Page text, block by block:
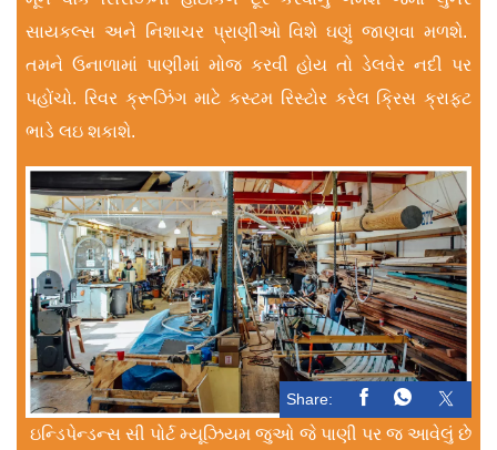
સાયકલ્સ અને નિશાચર પ્રાણીઓ વિશે ઘણું જાણવા મળશે.
તમને ઉનાળામાં પાણીમાં મોજ કરવી હોય તો ડેલવેર નદી પર
પહોંચો. રિવર ક્રૂઝિંગ માટે કસ્ટમ રિસ્ટોર કરેલ ક્રિસ ક્રાફ્ટ
ભાડે લઇ શકાશે.
Share:
ઇન્ડિપેન્ડન્સ સી પોર્ટ મ્યૂઝિયમ જુઓ જે પાણી પર જ આવેલું છે